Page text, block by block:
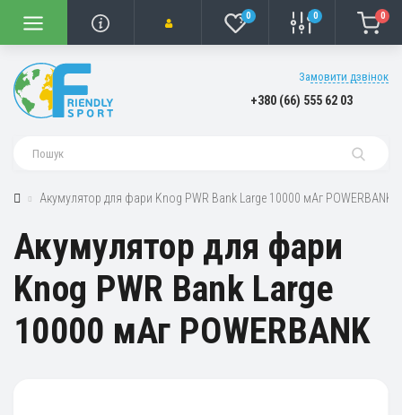
0 0 0
Замовити дзвінок
+380 (66) 555 62 03
Акумулятор для фари Knog PWR Bank Large 10000 мАг POWERBANK
Акумулятор для фари
Knog PWR Bank Large
10000 мАг POWERBANK